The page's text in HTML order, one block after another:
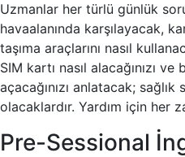
Uzmanlar her türlü günlük
havaalanında karşılayacak,
taşıma araçlarını nasıl
SIM kartı nasıl alacağınızı ve
açacağınızı anlatacak; sağlık
olacaklardır. Yardım için her
Pre-Sessional